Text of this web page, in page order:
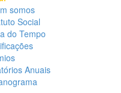
somos
Social
do Tempo
Anuais